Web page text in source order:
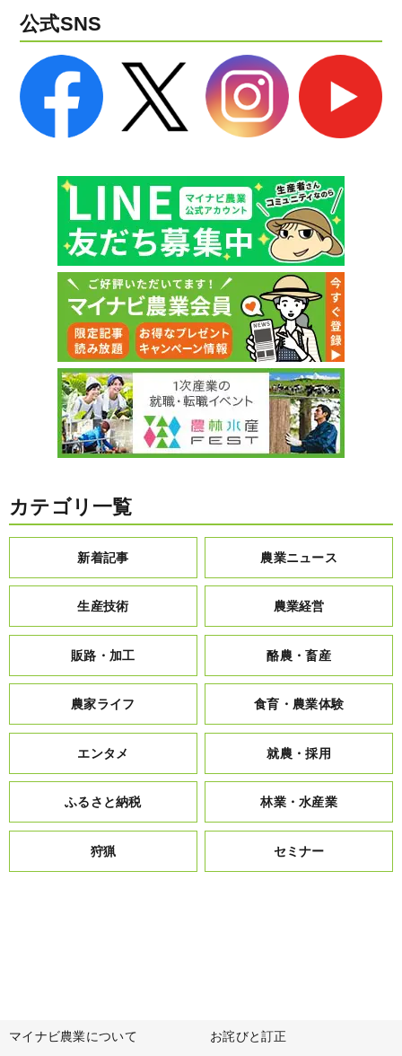
公式SNS
カテゴリ一覧
新着記事 農業ニュース
生産技術 農業経営
販路・加工 酪農・畜産
農家ライフ 食育・農業体験
エンタメ 就農・採用
ふるさと納税 林業・水産業
狩猟 セミナー
マイナビ農業について お詫びと訂正